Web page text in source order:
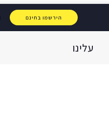
הירשמו בחינם
עלינו